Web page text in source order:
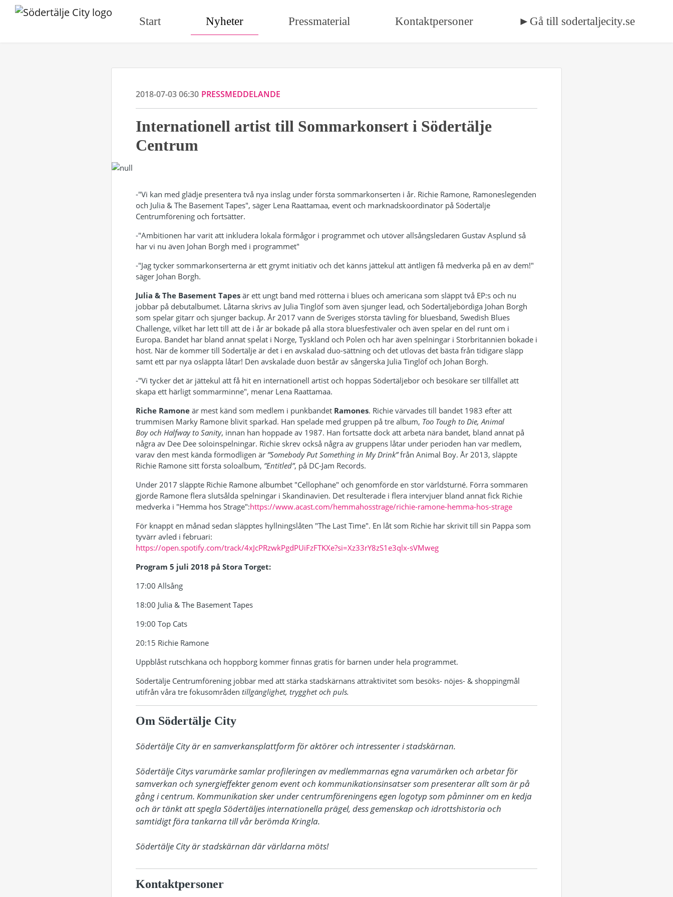
Start Nyheter Pressmaterial Kontaktpersoner ►Gå till sodertaljecity.se
2018-07-03 06:30 PRESSMEDDELANDE
Internationell artist till Sommarkonsert i Södertälje
Centrum
-"Vi kan med glädje presentera två nya inslag under första sommarkonserten i år. Richie Ramone, Ramoneslegenden
och Julia & The Basement Tapes", säger Lena Raattamaa, event och marknadskoordinator på Södertälje
Centrumförening och fortsätter.
-"Ambitionen har varit att inkludera lokala förmågor i programmet och utöver allsångsledaren Gustav Asplund så
har vi nu även Johan Borgh med i programmet"
-"Jag tycker sommarkonserterna är ett grymt initiativ och det känns jättekul att äntligen få medverka på en av dem!"
säger Johan Borgh.
Julia & The Basement Tapes är ett ungt band med rötterna i blues och americana som släppt två EP:s och nu
jobbar på debutalbumet. Låtarna skrivs av Julia Tinglöf som även sjunger lead, och Södertäljebördiga Johan Borgh
som spelar gitarr och sjunger backup. År 2017 vann de Sveriges största tävling för bluesband, Swedish Blues
Challenge, vilket har lett till att de i år är bokade på alla stora bluesfestivaler och även spelar en del runt om i
Europa. Bandet har bland annat spelat i Norge, Tyskland och Polen och har även spelningar i Storbritannien bokade i
höst. När de kommer till Södertälje är det i en avskalad duo-sättning och det utlovas det bästa från tidigare släpp
samt ett par nya osläppta låtar! Den avskalade duon består av sångerska Julia Tinglöf och Johan Borgh.
-"Vi tycker det är jättekul att få hit en internationell artist och hoppas Södertäljebor och besökare ser tillfället att
skapa ett härligt sommarminne", menar Lena Raattamaa.
Riche Ramone är mest känd som medlem i punkbandet Ramones. Richie värvades till bandet 1983 efter att
trummisen Marky Ramone blivit sparkad. Han spelade med gruppen på tre album, Too Tough to Die, Animal
Boyoch Halfway to Sanity, innan han hoppade av 1987. Han fortsatte dock att arbeta nära bandet, bland annat på
några av Dee Dee soloinspelningar. Richie skrev också några av gruppens låtar under perioden han var medlem,
varav den mest kända förmodligen är ”Somebody Put Something in My Drink”från Animal Boy. År 2013, släppte
Richie Ramone sitt första soloalbum, ”Entitled”, på DC-Jam Records.
Under 2017 släppte Richie Ramone albumbet "Cellophane" och genomförde en stor världsturné. Förra sommaren
gjorde Ramone flera slutsålda spelningar i Skandinavien. Det resulterade i flera intervjuer bland annat fick Richie
medverka i "Hemma hos Strage":https://www.acast.com/hemmahosstrage/richie-ramone-hemma-hos-strage
För knappt en månad sedan släpptes hyllningslåten "The Last Time". En låt som Richie har skrivit till sin Pappa som
tyvärr avled i februari:
https://open.spotify.com/track/4xJcPRzwkPgdPUiFzFTKXe?si=Xz33rY8zS1e3qlx-sVMweg
Program 5 juli 2018 på Stora Torget:
17:00 Allsång
18:00 Julia & The Basement Tapes
19:00 Top Cats
20:15 Richie Ramone
Uppblåst rutschkana och hoppborg kommer finnas gratis för barnen under hela programmet.
Södertälje Centrumförening jobbar med att stärka stadskärnans attraktivitet som besöks- nöjes- & shoppingmål
utifrån våra tre fokusområden tillgänglighet, trygghet och puls.
Om Södertälje City
Södertälje City är en samverkansplattform för aktörer och intressenter i stadskärnan.
Södertälje Citys varumärke samlar profileringen av medlemmarnas egna varumärken och arbetar för
samverkan och synergieffekter genom event och kommunikationsinsatser som presenterar allt som är på
gång i centrum. Kommunikation sker under centrumföreningens egen logotyp som påminner om en kedja
och är tänkt att spegla Södertäljes internationella prägel, dess gemenskap och idrottshistoria och
samtidigt föra tankarna till vår berömda Kringla.
Södertälje City är stadskärnan där världarna möts!
Kontaktpersoner